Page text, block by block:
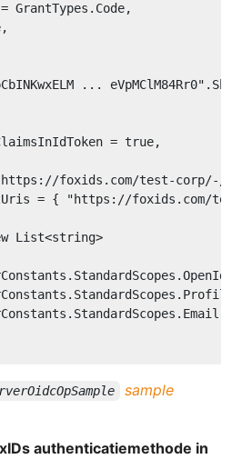
GrantTypes.Code,
,
... eVpMClM84Rr0"
=
true,
foxids.com/test-corp/-/
= {
"https://foxids.com/
List<string>
sample
authenticatiemethode in